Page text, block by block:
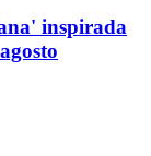
inspirada